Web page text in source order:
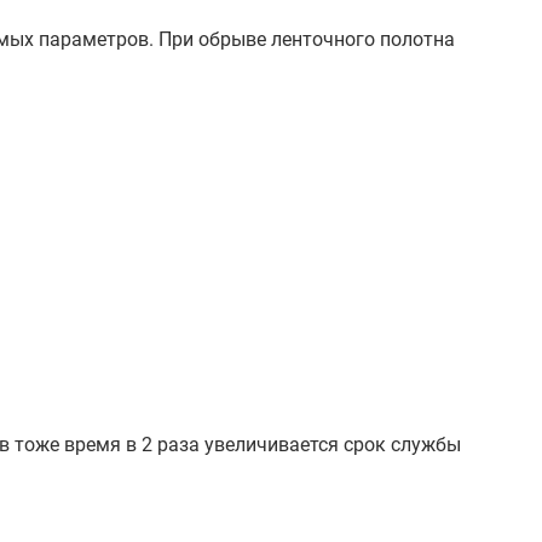
параметров. При обрыве ленточного полотна
время в 2 раза увеличивается срок службы